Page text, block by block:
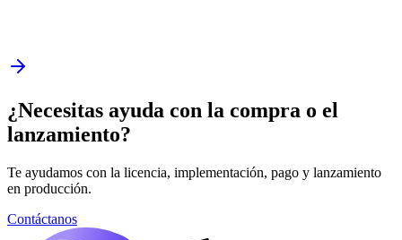
¿Necesitas ayuda con la compra o el
lanzamiento?
Te ayudamos con la licencia, implementación, pago y lanzamiento
en producción.
Contáctanos